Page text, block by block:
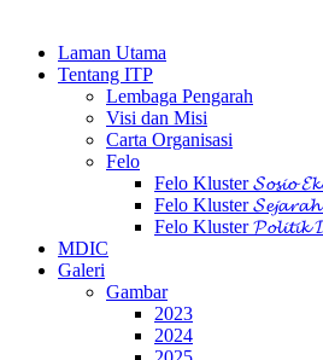
Laman Utama
Tentang ITP
Lembaga Pengarah
Visi dan Misi
Carta Organisasi
Felo
Felo Kluster 𝓢𝓸𝓼𝓲𝓸
Felo Kluster
Felo Kluster
MDIC
Galeri
Gambar
2023
2024